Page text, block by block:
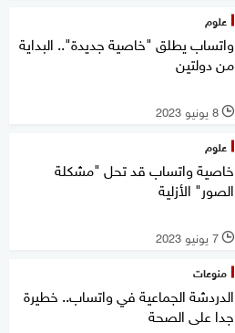
علوم
واتساب يطلق "خاصية جديدة".. البداية
من دولتين
l 8 يونيو 2023
علوم
خاصية واتساب قد تحل "مشكلة
الصور" الأزلية
l 7 يونيو 2023
منوعات
الدردشة الجماعية في واتساب.. خطيرة
جدا على الصحة